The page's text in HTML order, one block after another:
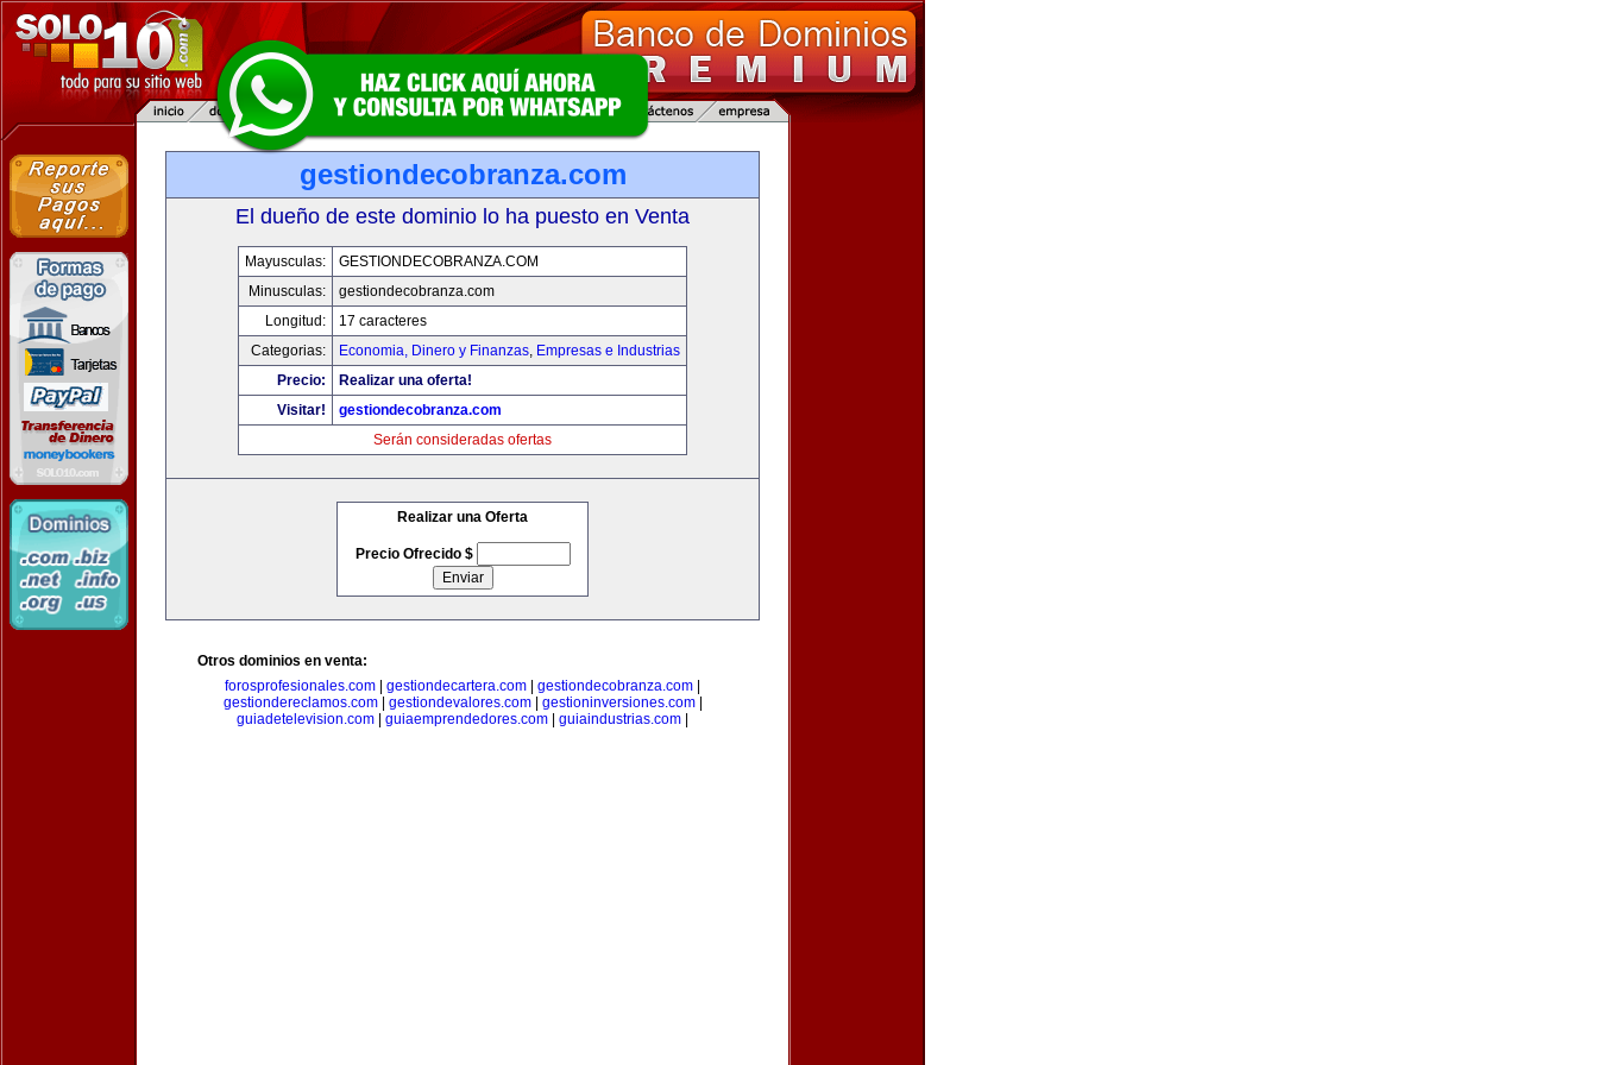
gestiondecobranza.com
El dueño de este dominio lo ha puesto en Venta
Mayusculas:
GESTIONDECOBRANZA.COM
Minusculas:
gestiondecobranza.com
Longitud:
17 caracteres
Categorias:
Economia, Dinero y Finanzas, Empresas e Industrias
Precio:
Realizar una oferta!
Visitar!
gestiondecobranza.com
Serán consideradas ofertas
Realizar una Oferta
Precio Ofrecido $
Otros dominios en venta:
forosprofesionales.com
gestiondecartera.com gestiondecobranza.com
gestiondereclamos.com| gestiondevalores.com| gestioninversiones.com|
guiadetelevision.com
guiaemprendedores.com guiaindustrias.com